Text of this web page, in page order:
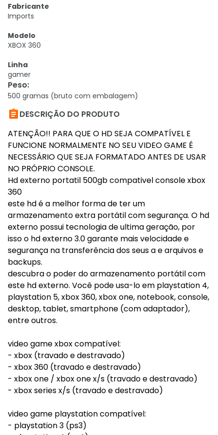
Fabricante
Imports
Modelo
XBOX 360
Linha
gamer
Peso:
500 gramas (bruto com embalagem)
DESCRIÇÃO DO PRODUTO
ATENÇÃO!! PARA QUE O HD SEJA COMPATÍVEL E
FUNCIONE NORMALMENTE NO SEU VIDEO GAME É
NECESSÁRIO QUE SEJA FORMATADO ANTES DE USAR
NO PRÓPRIO CONSOLE.
Hd externo portatil 500gb compativel console xbox
360
este hd é a melhor forma de ter um
armazenamento extra portátil com segurança. O hd
externo possui tecnologia de ultima geração, por
isso o hd externo 3.0 garante mais velocidade e
segurança na transferência dos seus a e arquivos e
backups.
descubra o poder do armazenamento portátil com
este hd externo. Você pode usa-lo em playstation 4,
playstation 5, xbox 360, xbox one, notebook, console,
desktop, tablet, smartphone (com adaptador),
entre outros.
video game xbox compatível:
- xbox (travado e destravado)
- xbox 360 (travado e destravado)
- xbox one / xbox one x/s (travado e destravado)
- xbox series x/s (travado e destravado)
video game playstation compatível:
- playstation 3 (ps3)